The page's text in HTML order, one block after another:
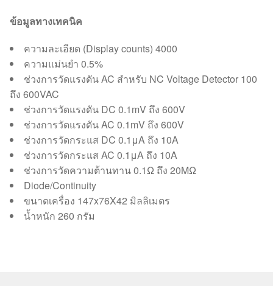
ข้อมูลทางเทคนิค
ความละเอียด (Display counts) 4000
ความแม่นยำ 0.5%
ช่วงการวัดแรงดัน AC สำหรับ NC Voltage Detector 100
ถึง 600VAC
ช่วงการวัดแรงดัน DC 0.1mV ถึง 600V
ช่วงการวัดแรงดัน AC 0.1mV ถึง 600V
ช่วงการวัดกระแส DC 0.1μA ถึง 10A
ช่วงการวัดกระแส AC 0.1μA ถึง 10A
ช่วงการวัดความต้านทาน 0.1Ω ถึง 20MΩ
Diode/Continuity
ขนาดเครื่อง 147x76X42 มิลลิเมตร
น้ำหนัก 260 กรัม